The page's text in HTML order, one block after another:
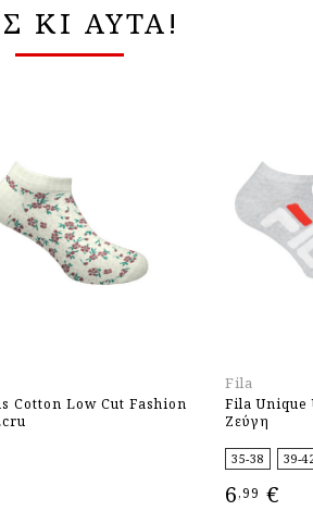
ΚΙ ΑΥΤΑ!
Cotton Low Cut Fashion
Fila
Fila Unique
Ζεύγη
35-38 39-
6,99 €